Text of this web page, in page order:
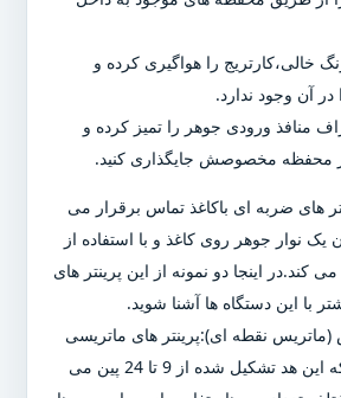
خالی،کارتریج را هواگیری کرده و
آن وجود ندارد.
منافذ ورودی جوهر را تمیز کرده و
محفظه مخصوصش جایگذاری کنید.
های ضربه ای باکاغذ تماس برقرار می
یک نوار جوهر روی کاغذ و با استفاده از
کند.در اینجا دو نمونه از این پرینتر های
با این دستگاه ها آشنا شوید.
(ماتریس نقطه ای):پرینتر های ماتریسی
دارای یک هد می باشند که این هد تشکیل شده از 9 تا 24 پین می